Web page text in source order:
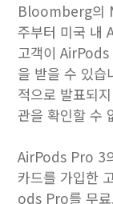
Bloomberg의
주부터 미국 내
고객이
을 받을 수 있
적으로 발표되
관을 확인할 수
AirPods Pro 3
카드를 가입한
ods Pro를 무